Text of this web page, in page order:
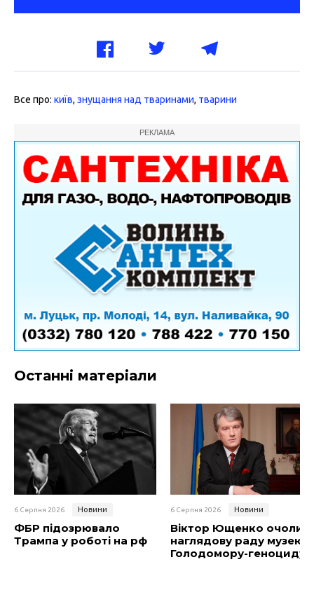
Все про: київ, знущання над тваринами, тварини
РЕКЛАМА
Останні матеріали
6 Серпня 2026 Новини
ФБР підозрювало
Трампа у роботі на рф
6 Серпня 2026 Новини
Віктор Ющенко очолив
наглядову раду музею
Голодомору-геноциду